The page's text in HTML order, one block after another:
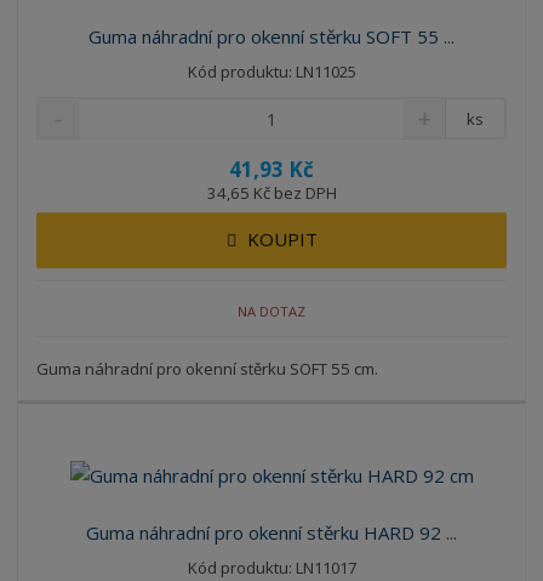
Guma náhradní pro okenní stěrku SOFT 55 ...
Kód produktu: LN11025
41,93 Kč
34,65 Kč bez DPH
ks
KOUPIT
NA DOTAZ
Guma náhradní pro okenní stěrku SOFT 55 cm.
Guma náhradní pro okenní stěrku HARD 92 ...
Kód produktu: LN11017